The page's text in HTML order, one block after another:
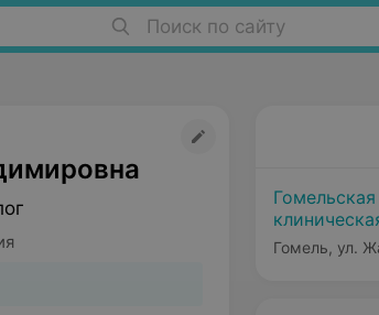
Поиск по сайту
Гомель, ул.